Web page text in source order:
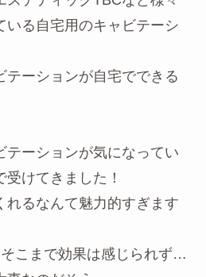
いる自宅用のキャビテーシ
テーションが自宅でできる
テーションが気になってい
けてきました！
れるなんて魅力的すぎます
こまで効果は感じられず…